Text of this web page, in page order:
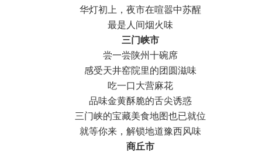
华灯初上，夜市在喧嚣中苏醒
最是人间烟火味
三门峡市
尝一尝陕州十碗席
感受天井窑院里的团圆滋味
吃一口大营麻花
品味金黄酥脆的舌尖诱惑
三门峡的宝藏美食地图也已就位
就等你来，解锁地道豫西风味
商丘市